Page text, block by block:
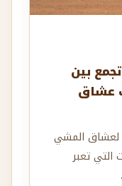
بين
عشاق
لعشاق المشي
تعبر